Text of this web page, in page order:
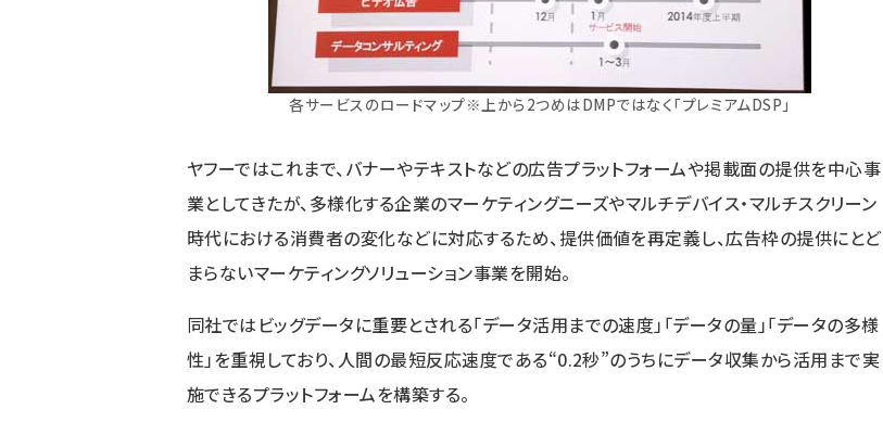
各サービスのロードマップ※上から2つめはDMPではなく「プレミアムDSP」
ヤフーではこれまで、バナーやテキストなどの広告プラットフォームや掲載面の提供を中心事
業としてきたが、多様化する企業のマーケティングニーズやマルチデバイス・マルチスクリーン
時代における消費者の変化などに対応するため、提供価値を再定義し、広告枠の提供にとど
まらないマーケティングソリューション事業を開始。
同社ではビッグデータに重要とされる「データ活用までの速度」「データの量」「データの多様
性」を重視しており、人間の最短反応速度である“0.2秒”のうちにデータ収集から活用まで実
施できるプラットフォームを構築する。